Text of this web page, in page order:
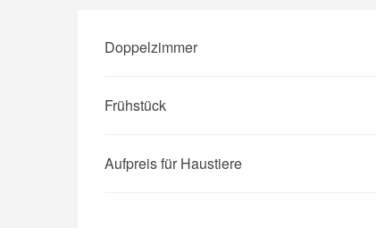
Preise 2026
Doppelzimmer
Frühstück
Aufpreis für Haustiere